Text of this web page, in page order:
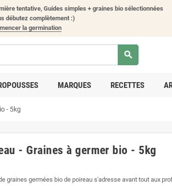
tentative, Guides simples + graines bio sélectionnées
débutez complètement :)
la germination
search
MARQUES RECETTES
- 5kg
- Graines à germer bio - 5kg
graines germées bio de poireau s'adresse avant tout aux